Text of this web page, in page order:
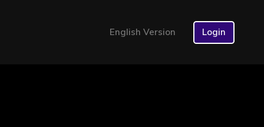
English Version Login